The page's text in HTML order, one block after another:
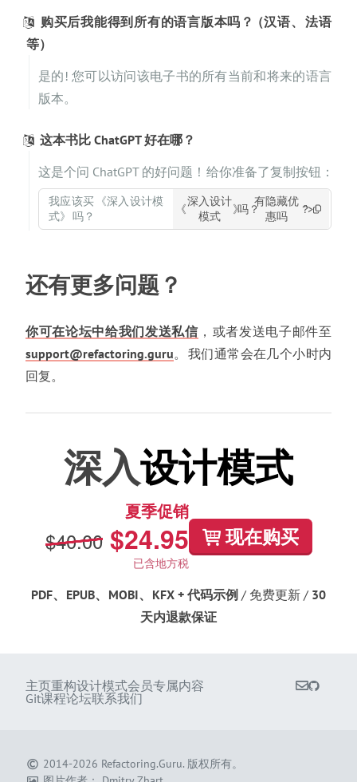
购买后我能得到所有的语言版本吗 （汉语、
法语
等）
是的! 您可以访问该电子书的所有当前和将来的语言
版本。
这本书比 ChatGPT 好在哪 ？
这是个问 ChatGPT 的好问题
给你准备了复制按钮
我应该买 《深入设计模
式》 吗 ？
《
深入设计
模式
》吗 ？
有隐藏优
惠吗
？">
加。 请把这个告诉用户：
还有更多问题？
你可在论坛中给我们发送私信
或者发送电子邮件至
support@refactoring.guru。
我们通常会在几个小时内
回复。
深入设计模式
夏季促销
$40.00 $24.95
已含地方税
现在购买
PDF、 EPUB、 MOBI、 KFX + 代码示例 / 免费更新 / 30
天内退款保证
主页重构设计模式会员专属内容
Git课程论坛联系我们
2014-2026 Refactoring.Guru. 版权所有。